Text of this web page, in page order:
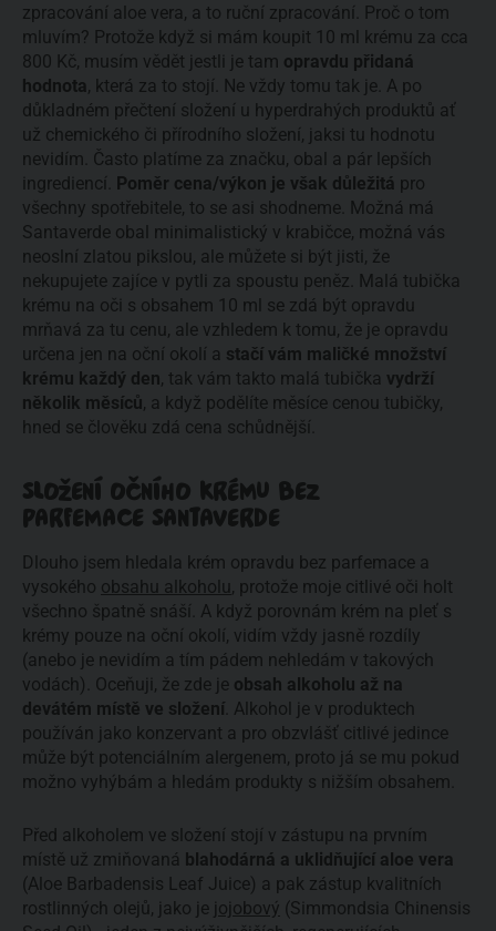
zpracování aloe vera, a to ruční zpracování. Proč o tom
mluvím? Protože když si mám koupit 10 ml krému za cca
800 Kč, musím vědět jestli je tam opravdu přidaná
hodnota, která za to stojí. Ne vždy tomu tak je. A po
důkladném přečtení složení u hyperdrahých produktů ať
už chemického či přírodního složení, jaksi tu hodnotu
nevidím. Často platíme za značku, obal a pár lepších
ingrediencí. Poměr cena/výkon je však důležitá pro
všechny spotřebitele, to se asi shodneme. Možná má
Santaverde obal minimalistický v krabičce, možná vás
neoslní zlatou pikslou, ale můžete si být jisti, že
nekupujete zajíce v pytli za spoustu peněz. Malá tubička
krému na oči s obsahem 10 ml se zdá být opravdu
mrňavá za tu cenu, ale vzhledem k tomu, že je opravdu
určena jen na oční okolí a stačí vám maličké množství
krému každý den, tak vám takto malá tubička vydrží
několik měsíců, a když podělíte měsíce cenou tubičky,
hned se člověku zdá cena schůdnější.
SLOŽENÍ OČNÍHO KRÉMU BEZ
PARFEMACE SANTAVERDE
Dlouho jsem hledala krém opravdu bez parfemace a
vysokého obsahu alkoholu, protože moje citlivé oči holt
všechno špatně snáší. A když porovnám krém na pleť s
krémy pouze na oční okolí, vidím vždy jasně rozdíly
(anebo je nevidím a tím pádem nehledám v takových
vodách). Oceňuji, že zde je obsah alkoholu až na
devátém místě ve složení . Alkohol je v produktech
používán jako konzervant a pro obzvlášť citlivé jedince
může být potenciálním alergenem, proto já se mu pokud
možno vyhýbám a hledám produkty s nižším obsahem.
Před alkoholem ve složení stojí v zástupu na prvním
místě už zmiňovaná blahodárná a uklidňující aloe vera
(Aloe Barbadensis Leaf Juice) a pak zástup kvalitních
rostlinných olejů, jako je jojobový (Simmondsia Chinensis